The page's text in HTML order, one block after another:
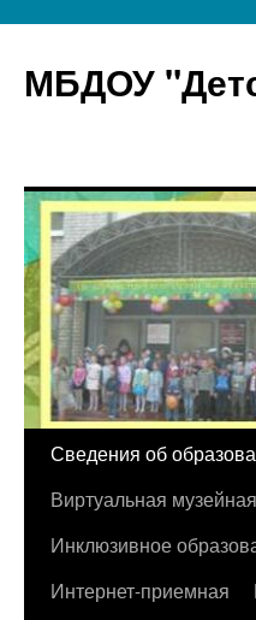
МБДОУ
Перейти
содержимому
Сведения об
Виртуальная
Инклюзивное
Интернет-приемная